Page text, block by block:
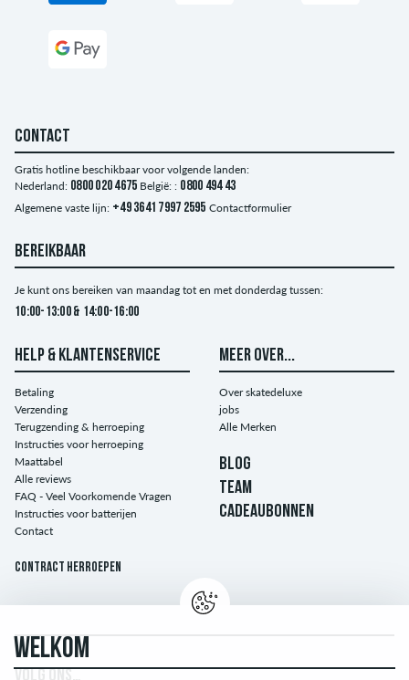
CONTACT
Gratis hotline beschikbaar voor volgende landen:
Nederland: 0800 020 4675 België: : 0800 494 43
Algemene vaste lijn: +49 3641 7997 2595 Contactformulier
BEREIKBAAR
Je kunt ons bereiken van maandag tot en met donderdag tussen:
10:00-13:00 & 14:00-16:00
HELP & KLANTENSERVICE
Betaling
Verzending
Terugzending & herroeping
Instructies voor herroeping
Maattabel
Alle reviews
FAQ - Veel Voorkomende Vragen
Instructies voor batterijen
Contact
Contract herroepen
MEER OVER...
Over skatedeluxe
jobs
Alle Merken
BLOG
TEAM
CADEAUBONNEN
WELKOM